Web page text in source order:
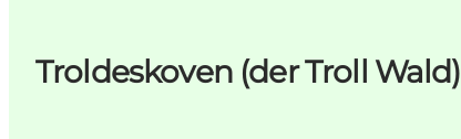
Troldeskoven (der Troll Wald)